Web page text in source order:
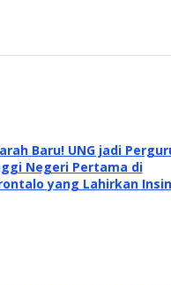
Baru! UNG jadi
Negeri Pertama di
yang Lahirkan